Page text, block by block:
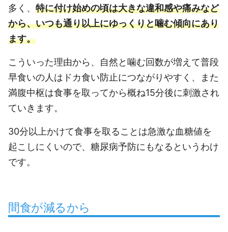
多く、 特に付け始めの頃は大きな違和感や痛みなど
から、いつも通り以上にゆっくりと噛む傾向にあり
ます。
こういった理由から、自然と噛む回数が増えて普段
早食いの人はドカ食い防止につながりやすく、また
満腹中枢は食事を取ってから概ね15分後に刺激され
ていきます。
30分以上かけて食事を取ることは急激な血糖値を
起こしにくいので、糖尿病予防にもなるというわけ
です。
間食が減るから